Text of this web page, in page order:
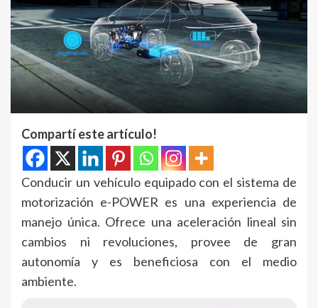
Compartí este artículo!
Conducir un vehículo equipado con el sistema de
motorización e-POWER es una experiencia de
manejo única. Ofrece una aceleración lineal sin
cambios ni revoluciones, provee de gran
autonomía y es beneficiosa con el medio
ambiente.